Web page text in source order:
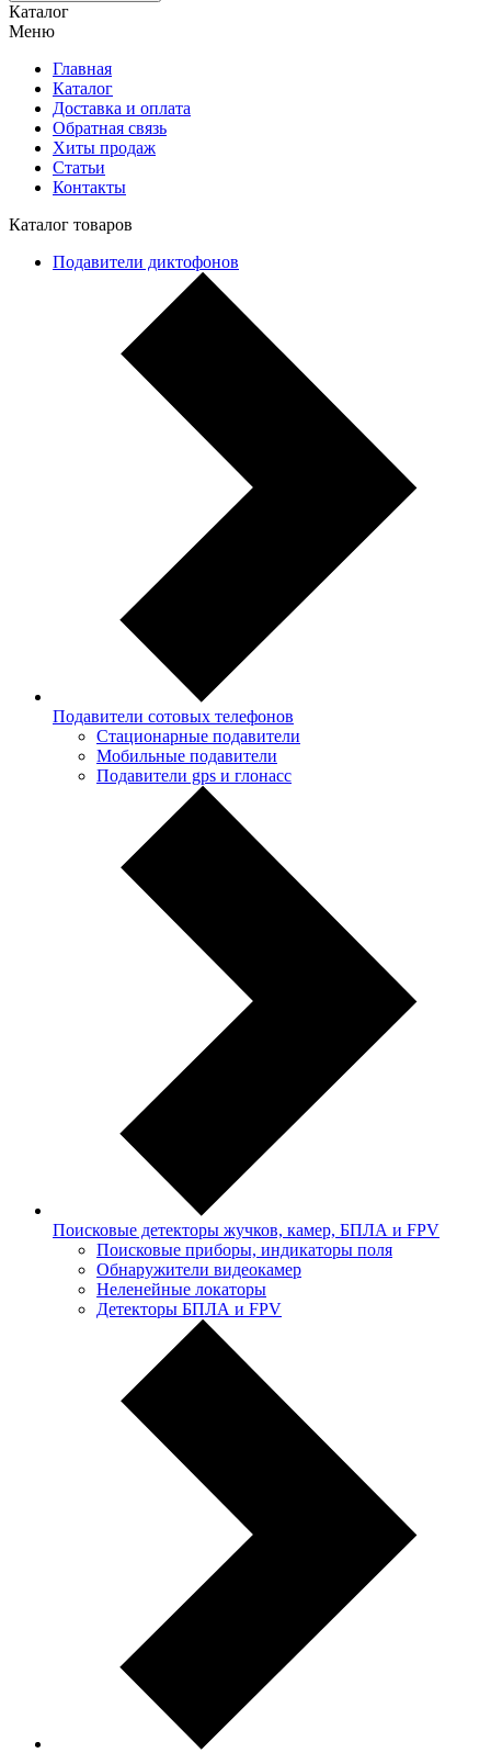
Каталог
Меню
Главная
Каталог
Доставка и оплата
Обратная связь
Хиты продаж
Статьи
Контакты
Каталог товаров
Подавители диктофонов
Подавители сотовых телефонов
Стационарные подавители
Мобильные подавители
Подавители gps и глонасс
Поисковые детекторы жучков, камер, БПЛА и FPV
Поисковые приборы, индикаторы поля
Обнаружители видеокамер
Неленейные локаторы
Детекторы БПЛА и FPV